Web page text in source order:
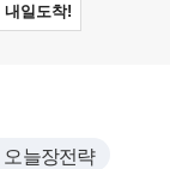
오늘장전략